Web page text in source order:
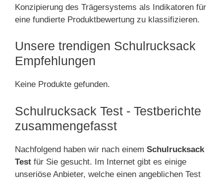
Konzipierung des Trägersystems als Indikatoren für
eine fundierte Produktbewertung zu klassifizieren.
Unsere trendigen Schulrucksack
Empfehlungen
Keine Produkte gefunden.
Schulrucksack Test - Testberichte
zusammengefasst
Nachfolgend haben wir nach einem Schulrucksack
Test für Sie gesucht. Im Internet gibt es einige
unseriöse Anbieter, welche einen angeblichen Test